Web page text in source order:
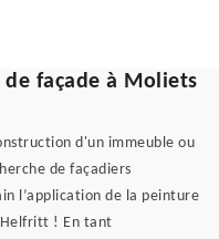
façade à Moliets
d'un immeuble ou
de façadiers
l’application de la peinture
Helfritt ! En tant